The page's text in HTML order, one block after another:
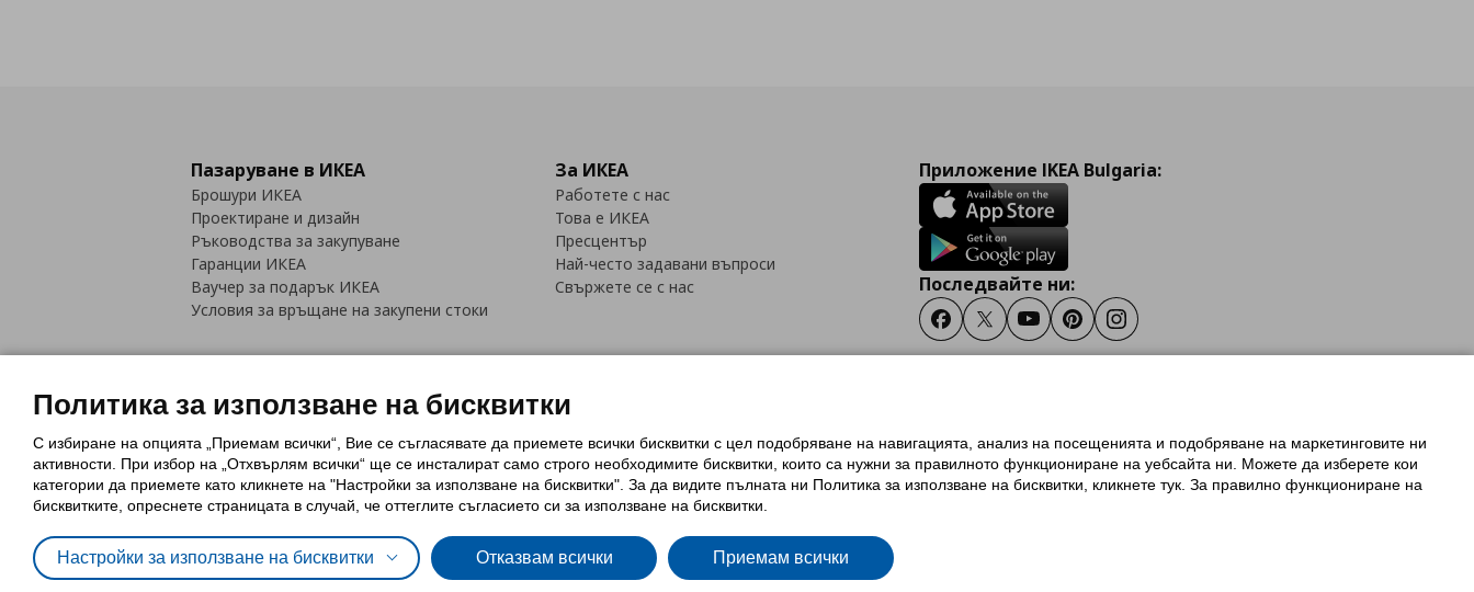
Пазаруване в ИКЕА
Брошури ИКЕА
Проектиране и дизайн
Ръководства за закупуване
Гаранции ИКЕА
Ваучер за подарък ИКЕА
Условия за връщане на закупени стоки
За ИКЕА
Работете с нас
Това е ИКЕА
Пресцентър
Най-често задавани въпроси
Свържете се с нас
Приложение IKEA Bulgaria:
Последвайте ни:
FacebookTwitterYoutubePinterestInstagram
Политика за използване на бисквитки (Cookies)Избор на настройки за използване на бисквиткиУсловия за ползване на ikea.bg
Обща политика за личните данни
Политика за защита на личните данни на ikea.bg
Общи условия на програма IKEA Family
Политика за защита на лични данни на програма IKEA Family
Политика за използване на бисквитки
С избиране на опцията „Приемам всички“, Вие се съгласявате да приемете всички бисквитки с цел подобряване на навигацията, анализ на посещенията и подобряване на маркетинговите ни
активности. При избор на „Отхвърлям всички“ ще се инсталират само строго необходимитe бисквитки, които са нужни за правилното функциониране на уебсайта ни. Можете да изберете кои
категории да приемете като кликнете на "Настройки за използване на бисквитки". За да видите пълната ни Политика за използване на бисквитки, кликнете тук. За правилно функциониране на
бисквитките, опреснете страницата в случай, че оттеглите съгласието си за използване на бисквитки.
Настройки за използване на бисквитки Отказвам всички Приемам всички